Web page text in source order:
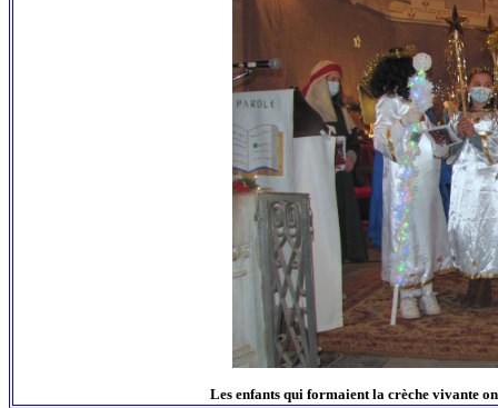
Les enfants qui formaient la crèche vivante